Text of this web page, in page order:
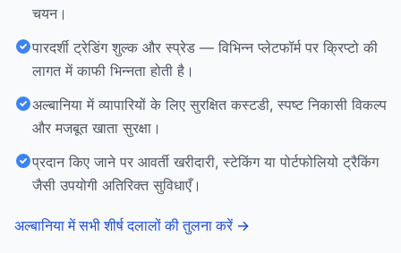
चयन।
पारदर्शी ट्रेडिंग शुल्क और स्प्रेड — विभिन्न प्लेटफॉर्म पर क्रिप्टो की
लागत में काफी भिन्नता होती है।
अल्बानिया में व्यापारियों के लिए सुरक्षित कस्टडी, स्पष्ट निकासी विकल्प
और मजबूत खाता सुरक्षा।
प्रदान किए जाने पर आवर्ती खरीदारी, स्टेकिंग या पोर्टफोलियो ट्रैकिंग
जैसी उपयोगी अतिरिक्त सुविधाएँ।
अल्बानिया में सभी शीर्ष दलालों की तुलना करें →